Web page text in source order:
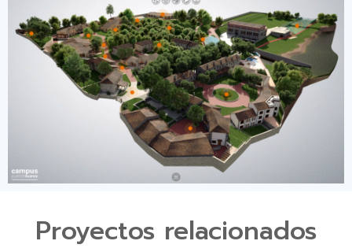
Proyectos relacionados